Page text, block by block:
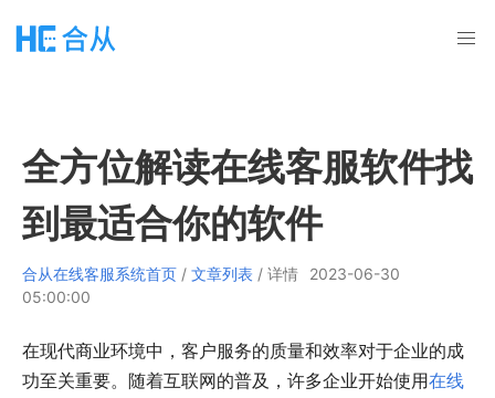
全方位解读在线客服软件找
到最适合你的软件
合从在线客服系统首页 / 文章列表 / 详情
2023-06-30
05:00:00
在现代商业环境中，客户服务的质量和效率对于企业的成
功至关重要。随着互联网的普及，许多企业开始使用在线